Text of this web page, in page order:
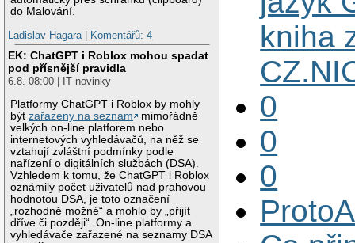
do Malování.
Ladislav Hagara | Komentářů: 4
EK: ChatGPT i Roblox mohou spadat
pod přísnější pravidla
6.8. 08:00 | IT novinky
Platformy ChatGPT i Roblox by mohly
býtzařazeny na seznam
mimořádně
velkých on-line platforem nebo
internetových vyhledávačů, na něž se
vztahují zvláštní podmínky podle
nařízení o digitálních službách (DSA).
Vzhledem k tomu, že ChatGPT i Roblox
oznámily počet uživatelů nad prahovou
hodnotou DSA, je toto označení
„rozhodně možné“ a mohlo by „přijít
dříve či později“. On-line platformy a
vyhledávače zařazené na seznamy DSA
kniha
0
0
0